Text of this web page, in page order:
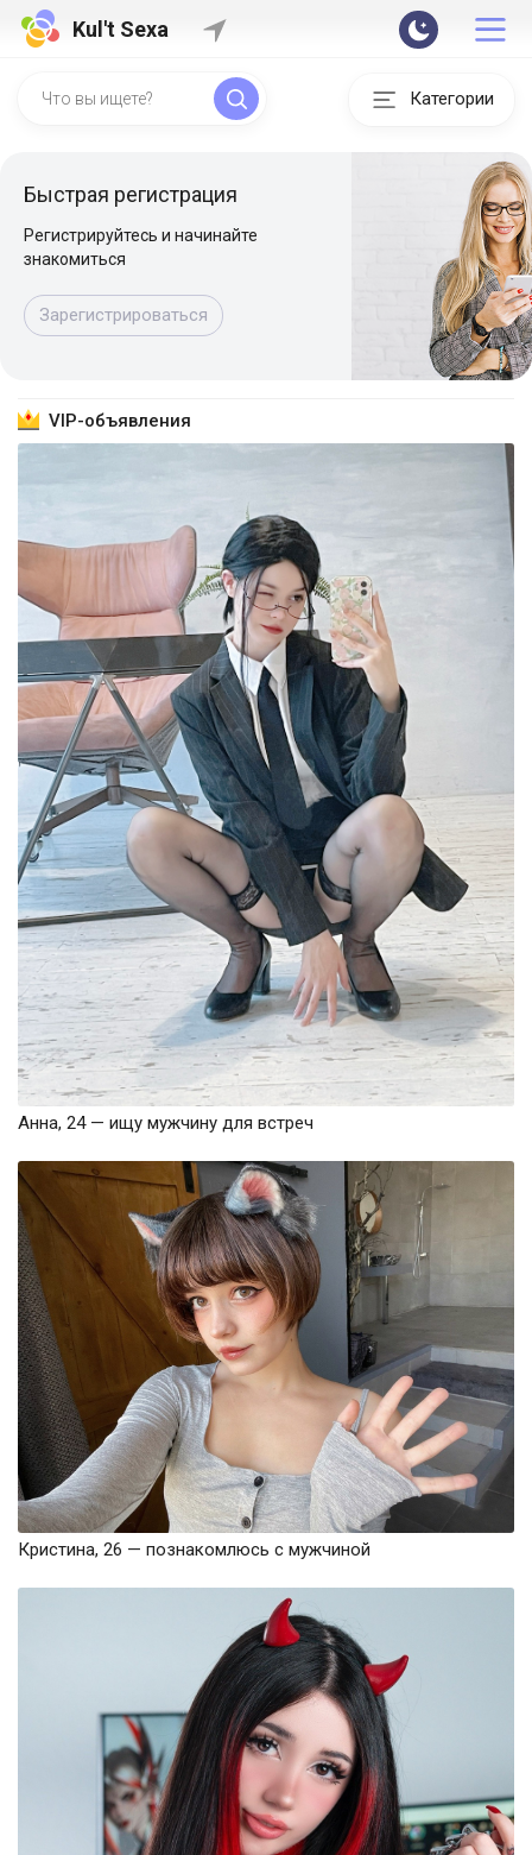
Kul't Sexa
Категории
Быстрая регистрация
Регистрируйтесь и начинайте
знакомиться
Зарегистрироваться
VIP-объявления
Анна, 24 — ищу мужчину для встреч
Кристина, 26 — познакомлюсь с мужчиной